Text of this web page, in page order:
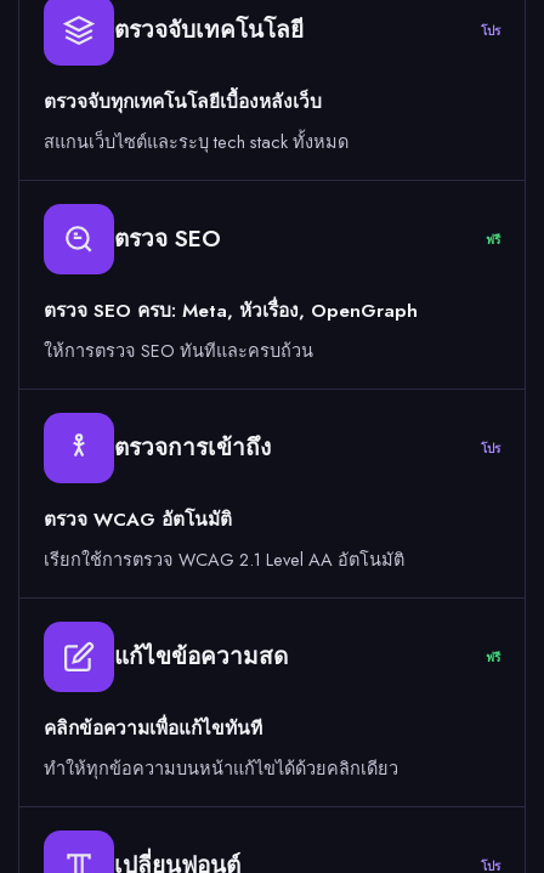
ตรวจจับเทคโนโลยี โปร
ตรวจจับทุกเทคโนโลยีเบื้องหลังเว็บ
สแกนเว็บไซต์และระบุ tech stack ทั้งหมด
ตรวจ SEO ฟรี
ตรวจ SEO ครบ: Meta, หัวเรื่อง, OpenGraph
ให้การตรวจ SEO ทันทีและครบถ้วน
ตรวจการเข้าถึง โปร
ตรวจ WCAG อัตโนมัติ
เรียกใช้การตรวจ WCAG 2.1 Level AA อัตโนมัติ
แก้ไขข้อความสด ฟรี
คลิกข้อความเพื่อแก้ไขทันที
ทำให้ทุกข้อความบนหน้าแก้ไขได้ด้วยคลิกเดียว
เปลี่ยนฟอนต์ โปร